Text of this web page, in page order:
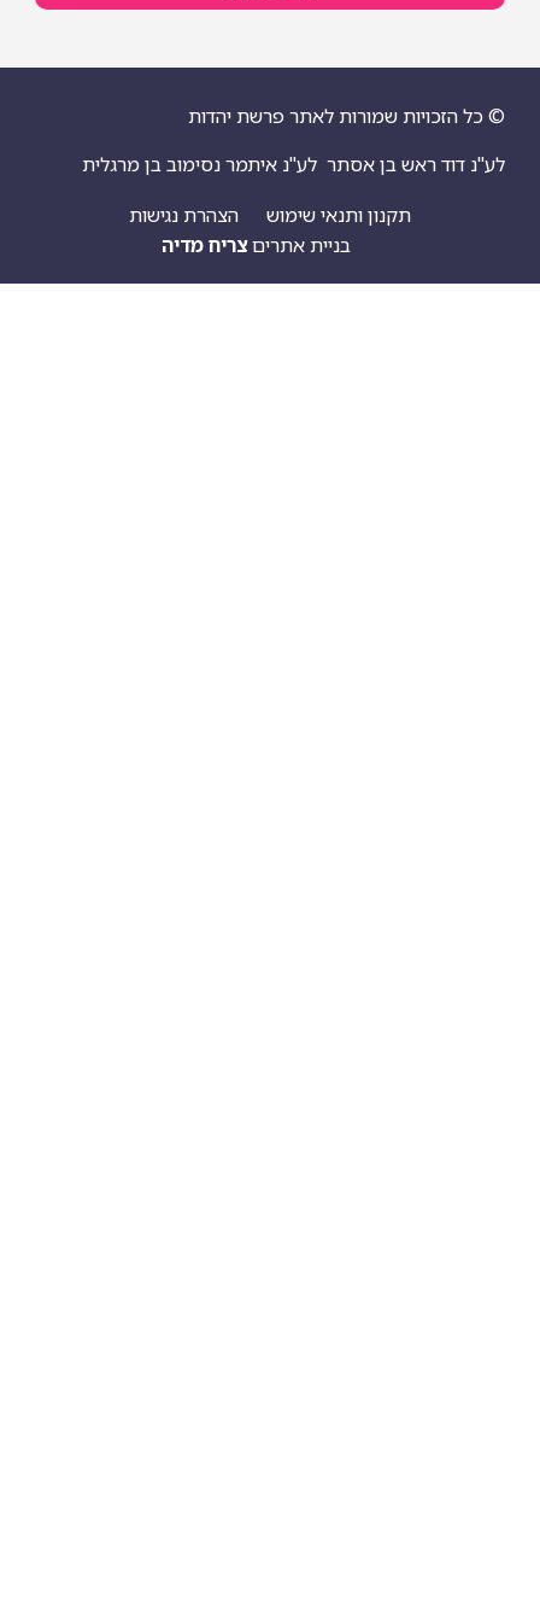
© כל הזכויות שמורות לאתר פרשת יהדות
לע"נ דוד ראש בן אסתר לע"נ איתמר נסימוב בן מרגלית
תקנון ותנאי שימוש
הצהרת נגישות
בניית אתריםצריח מדיה